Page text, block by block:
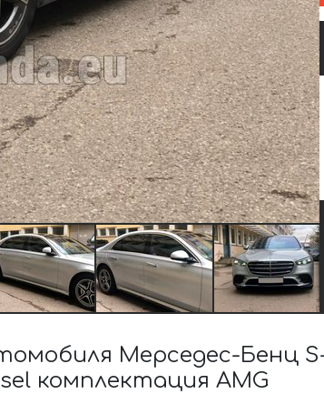
Мерседес-Бенц
комплектация AMG